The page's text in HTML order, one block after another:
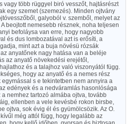
vagy több rüggyel biró vesszőt, hajtásrészt
egy szemet (szemezés). Minden ojtvány
galyoból v. szemből, melyet az
beojtott nemesebb résznek, noha teljesen
befoláysa van erre, hogy nagyobb
és dus lombozatával azt is erősíti, a
mint azt a buja növésü rózsák
anyatőnek nagy hatása van a beléje
az anyatő növekedési erejétől,
és a talajhoz való viszonyától függ.
hogy az anyatő és a nemes rész
s e tekintetben nem annyira a
edények és a nedváramlás hasonlósága
nemhez tartozó almába ojtva, tovább
ellenben a vele kevésbé rokon birsbe,
ojtva, sok évig él és gyümölcsözik. Az O.
még attól függ, hogy legalább az